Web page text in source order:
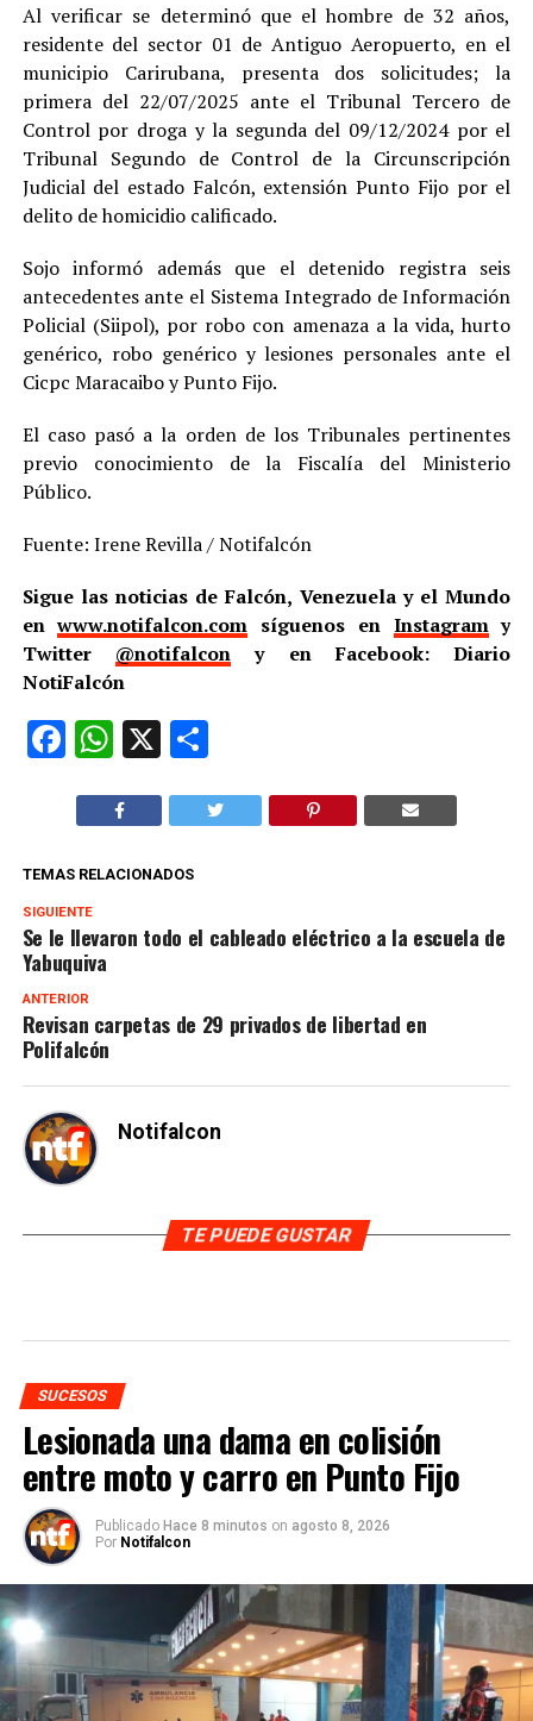
Al verificar se determinó que el hombre de 32 años,
residente del sector 01 de Antiguo Aeropuerto, en el
municipio Carirubana, presenta dos solicitudes; la
primera del 22/07/2025 ante el Tribunal Tercero de
Control por droga y la segunda del 09/12/2024 por el
Tribunal Segundo de Control de la Circunscripción
Judicial del estado Falcón, extensión Punto Fijo por el
delito de homicidio calificado.
Sojo informó además que el detenido registra seis
antecedentes ante el Sistema Integrado de Información
Policial (Siipol), por robo con amenaza a la vida, hurto
genérico, robo genérico y lesiones personales ante el
Cicpc Maracaibo y Punto Fijo.
El caso pasó a la orden de los Tribunales pertinentes
previo conocimiento de la Fiscalía del Ministerio
Público.
Fuente: Irene Revilla / Notifalcón
Sigue las noticias de Falcón, Venezuela y el Mundo
enwww.notifalcon.com síguenos en Instagramy
Twitter @notifalcon y en Facebook: Diario
NotiFalcón
Facebook
WhatsApp
X Compartir
TEMAS RELACIONADOS
SIGUIENTE
Se le llevaron todo el cableado eléctrico a la escuela de
Yabuquiva
ANTERIOR
Revisan carpetas de 29 privados de libertad en
Polifalcón
Notifalcon
TE PUEDE GUSTAR
SUCESOS
Lesionada una dama en colisión
entre moto y carro en Punto Fijo
Publicado Hace 8 minutos on agosto 8, 2026
Por Notifalcon